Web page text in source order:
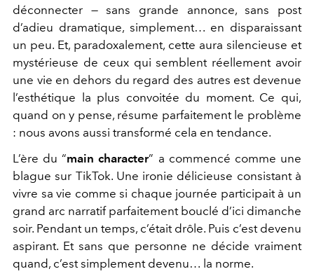
déconnecter — sans grande annonce, sans post
d’adieu dramatique, simplement… en disparaissant
un peu. Et, paradoxalement, cette aura silencieuse et
mystérieuse de ceux qui semblent réellement avoir
une vie en dehors du regard des autres est devenue
l’esthétique la plus convoitée du moment. Ce qui,
quand on y pense, résume parfaitement le problème
: nous avons aussi transformé cela en tendance.
L’ère du “main character” a commencé comme une
blague sur TikTok. Une ironie délicieuse consistant à
vivre sa vie comme si chaque journée participait à un
grand arc narratif parfaitement bouclé d’ici dimanche
soir. Pendant un temps, c’était drôle. Puis c’est devenu
aspirant. Et sans que personne ne décide vraiment
quand, c’est simplement devenu… la norme.